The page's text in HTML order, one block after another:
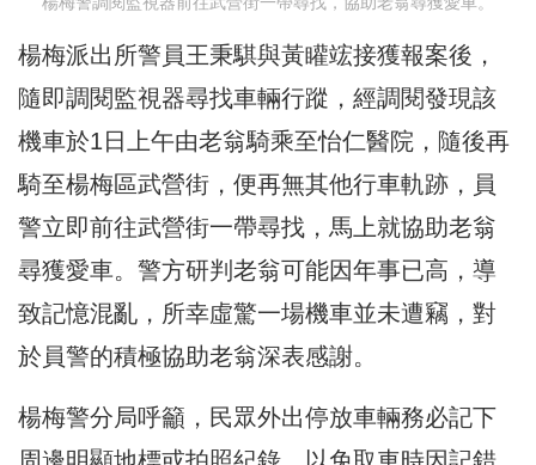
楊梅派出所警員王秉騏與黃矔竤接獲報案後，
隨即調閱監視器尋找車輛行蹤，經調閱發現該
機車於1日上午由老翁騎乘至怡仁醫院，隨後再
騎至楊梅區武營街，便再無其他行車軌跡，員
警立即前往武營街一帶尋找，馬上就協助老翁
尋獲愛車。警方研判老翁可能因年事已高，導
致記憶混亂，所幸虛驚一場機車並未遭竊，對
於員警的積極協助老翁深表感謝。
楊梅警分局呼籲，民眾外出停放車輛務必記下